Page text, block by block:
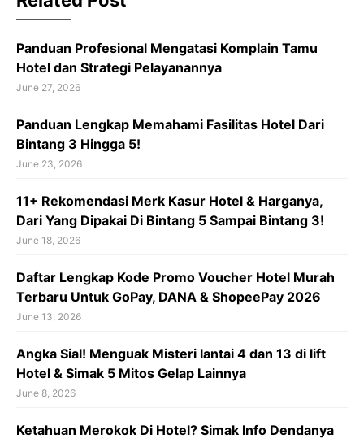
Panduan Profesional Mengatasi Komplain Tamu
Hotel dan Strategi Pelayanannya
June 27, 2026
Panduan Lengkap Memahami Fasilitas Hotel Dari
Bintang 3 Hingga 5!
June 23, 2026
11+ Rekomendasi Merk Kasur Hotel & Harganya,
Dari Yang Dipakai Di Bintang 5 Sampai Bintang 3!
June 18, 2026
Daftar Lengkap Kode Promo Voucher Hotel Murah
Terbaru Untuk GoPay, DANA & ShopeePay 2026
June 13, 2026
Angka Sial! Menguak Misteri lantai 4 dan 13 di lift
Hotel & Simak 5 Mitos Gelap Lainnya
June 8, 2026
Ketahuan Merokok Di Hotel? Simak Info Dendanya